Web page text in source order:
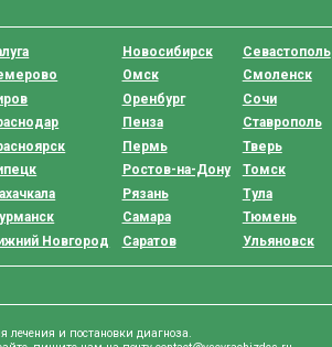
Новгород
Новосибирск
Омск
Оренбург
Пенза
Пермь
Ростов-на-Дону
Рязань
Самара
Саратов
Севастополь
Смоленск
Сочи
Ставрополь
Тверь
Томск
Тула
Тюмень
Ульяновск
лечения и постановки диагноза.